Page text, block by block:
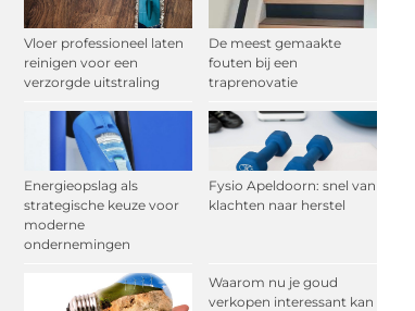
Vloer professioneel laten
reinigen voor een
verzorgde uitstraling
De meest gemaakte
fouten bij een
traprenovatie
Energieopslag als
strategische keuze voor
moderne
ondernemingen
Fysio Apeldoorn: snel van
klachten naar herstel
Waarom nu je goud
verkopen interessant kan